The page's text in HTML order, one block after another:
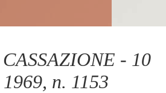
- 10
n. 1153